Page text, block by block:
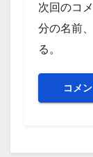
次回のコ
分の名前
る。